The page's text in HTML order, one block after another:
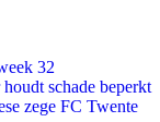
32
schade beperkt
zege FC Twente